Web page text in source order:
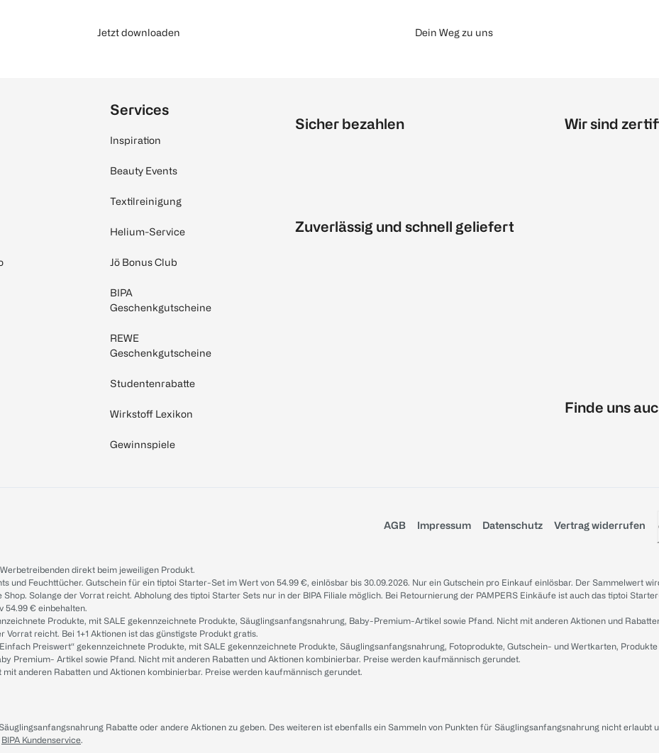
Jetzt downloaden Dein Weg zu uns
Services
Inspiration
Beauty Events
Textilreinigung
Helium-Service
Jö Bonus Club
BIPA
Geschenkgutscheine
REWE
Geschenkgutscheine
Studentenrabatte
Wirkstoff Lexikon
Gewinnspiele
Sicher bezahlen
Zuverlässig und schnell geliefert
Wir sind
Finde uns
AGB Impressum Datenschutz Vertrag widerrufen
direkt beim jeweiligen Produkt.
und Feuchttücher. Gutschein für ein tiptoi Starter-Set im Wert von 54.99 €, einlösbar bis 30.09.2026. Nur ein Gutschein pro Einkauf einlösbar. Der Sammelwert
Solange der Vorrat reicht. Abholung des tiptoi Starter Sets nur in der BIPA Filiale möglich. Bei Retournierung der PAMPERS Einkäufe ist auch das tiptoi
54.99 € einbehalten.
Produkte, mit SALE gekennzeichnete Produkte, Säuglingsanfangsnahrung, Baby-Premium-Artikel sowie Pfand. Nicht mit anderen Aktionen und
reicht. Bei 1+1 Aktionen ist das günstigste Produkt gratis.
Preiswert“ gekennzeichnete Produkte, mit SALE gekennzeichnete Produkte, Säuglingsanfangsnahrung, Fotoprodukte, Gutschein- und Wertkarten,
Premium- Artikel sowie Pfand. Nicht mit anderen Rabatten und Aktionen kombinierbar. Preise werden kaufmännisch gerundet.
anderen Rabatten und Aktionen kombinierbar. Preise werden kaufmännisch gerundet.
Rabatte oder andere Aktionen zu geben. Des weiteren ist ebenfalls ein Sammeln von Punkten für Säuglingsanfangsnahrung nicht erlaubt
BIPA Kundenservice.